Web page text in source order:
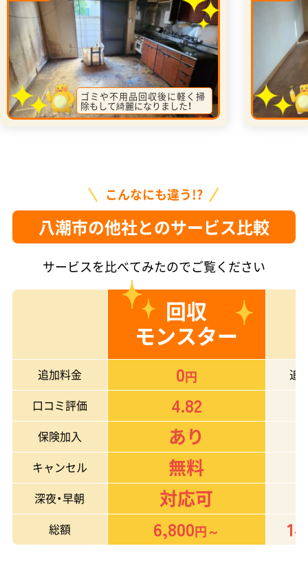
ゴミや不用品回収後に軽く掃
除もして綺麗になりました！
こんなにも違う!?
八潮市の他社とのサービス比較
サービスを比べてみたのでご覧ください
回収
モンスター
追加料金 0円
追
口コミ評価
4.82
保険加入 あり
キャンセル 無料
深夜・早朝 対応可
総額
6,800円～